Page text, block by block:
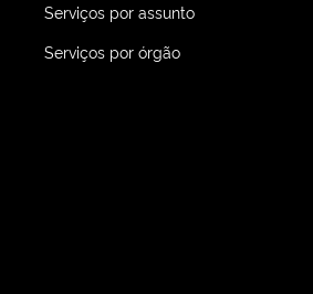
Serviços por assunto
Serviços por órgão